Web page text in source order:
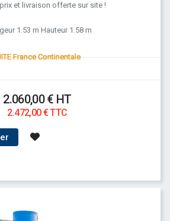
et livraison offerte sur site !
1.53 m Hauteur 1.58 m
France Continentale
2.060,00 € HT
2.472,00 € TTC